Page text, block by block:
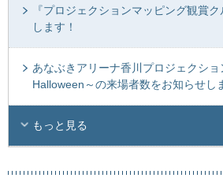
『プロジェクションマッピング観賞
します！
あなぶきアリーナ香川プロジェクシ
Halloween～の来場者数をお知らせし
もっと見る